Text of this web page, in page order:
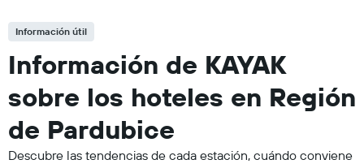
Información útil
Información de KAYAK
sobre los hoteles en Región
de Pardubice
Descubre las tendencias de cada estación, cuándo conviene